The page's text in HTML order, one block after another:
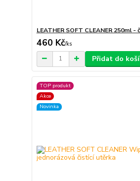
LEATHER SOFT CLEANER 250ml -
460 Kč/ks
Přidat do
TOP produkt
Akce
Novinka